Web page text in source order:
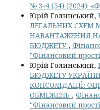
№ 3-4 (54) (2024):
Юрій Голинський,
ЛЕГАЛЬНИХ СХЕМ
НАВАНТАЖЕННЯ
БЮДЖЕТУ ,
"Фінансовий
Юрій Голинський,
БЮДЖЕТУ УКРАЇНИ
КОНСОЛІДАЦІЇ:
ОБМЕЖЕНЬ ,
"Фінансовий